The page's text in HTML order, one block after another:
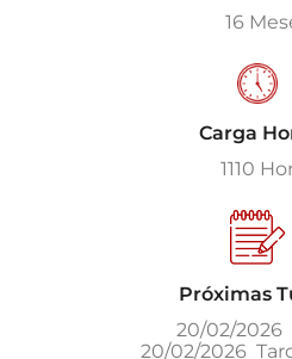
16
Carga
1110
Próximas
20/02/2026
20/02/2026